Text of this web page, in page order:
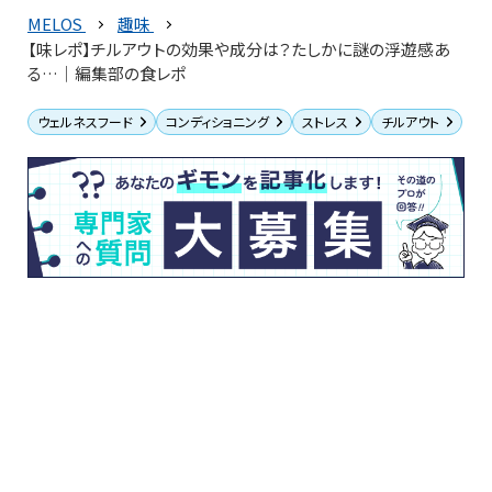
MELOS
趣味
【味レポ】チルアウトの効果や成分は？たしかに謎の浮遊感あ
る…｜編集部の食レポ
ウェルネスフード コンディショニング ストレス チルアウト